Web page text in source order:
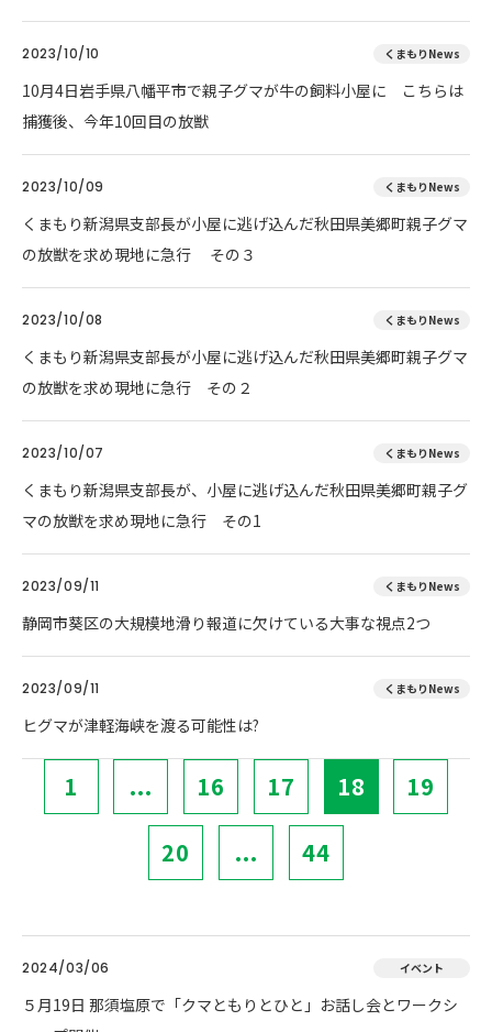
2023/10/10 くまもりNews
10月4日岩手県八幡平市で親子グマが牛の飼料小屋に こちらは
捕獲後、今年10回目の放獣
2023/10/09 くまもりNews
くまもり新潟県支部長が小屋に逃げ込んだ秋田県美郷町親子グマ
の放獣を求め現地に急行 その３
2023/10/08 くまもりNews
くまもり新潟県支部長が小屋に逃げ込んだ秋田県美郷町親子グマ
の放獣を求め現地に急行 その２
2023/10/07 くまもりNews
くまもり新潟県支部長が、小屋に逃げ込んだ秋田県美郷町親子グ
マの放獣を求め現地に急行 その1
2023/09/11 くまもりNews
静岡市葵区の大規模地滑り報道に欠けている大事な視点2つ
2023/09/11 くまもりNews
ヒグマが津軽海峡を渡る可能性は?
1 ... 16 17 18 19
20 ... 44
2024/03/06 イベント
５月19日 那須塩原で「クマともりとひと」お話し会とワークシ